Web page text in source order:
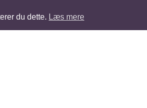
du dette. Læs mere